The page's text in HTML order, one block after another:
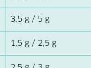
3,5 g / 5 g
1,5 g / 2,5 g